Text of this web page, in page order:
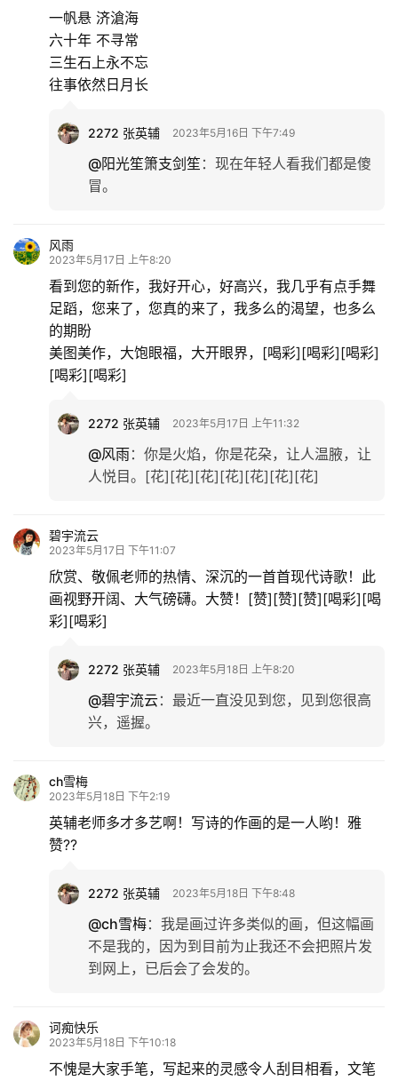
一帆悬 济滄海
六十年 不寻常
三生石上永不忘
往事依然日月长
2272 张英辅 2023年5月16日 下午7:49
@阳光笙箫支剑笙 ： 现在年轻人看我们都是傻
冒。
风雨
2023年5月17日 上午8:20
看到您的新作，我好开心，好高兴，我几乎有点手舞
足蹈，您来了，您真的来了，我多么的渴望，也多么
的期盼
美图美作，大饱眼福，大开眼界，[喝彩][喝彩][喝彩]
[喝彩][喝彩]
2272 张英辅 2023年5月17日 上午11:32
@风雨： 你是火焰，你是花朶，让人温腋，让
人悦目。[花][花][花][花][花][花][花]
碧宇流云
2023年5月17日 下午11:07
欣赏、敬佩老师的热情、深沉的一首首现代诗歌！此
画视野开阔、大气磅礴。大赞！[赞][赞][赞][喝彩][喝
彩][喝彩]
2272 张英辅 2023年5月18日 上午8:20
@碧宇流云： 最近一直没见到您，见到您很高
兴，遥握。
ch雪梅
2023年5月18日 下午2:19
英辅老师多才多艺啊！写诗的作画的是一人哟！雅
赞??
2272 张英辅 2023年5月18日 下午8:48
@ch雪梅： 我是画过许多类似的画，但这幅画
不是我的，因为到目前为止我还不会把照片发
到网上，已后会了会发的。
诃痴快乐
2023年5月18日 下午10:18
不愧是大家手笔，写起来的灵感令人刮目相看，文笔